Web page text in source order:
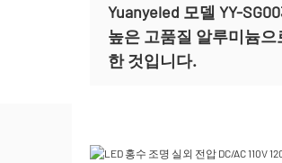
Yuanyeled 모델 YY-
높은 고품질 알루미늄
한 것입니다.